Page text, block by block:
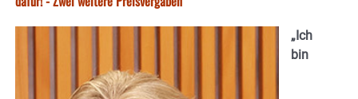
„Ich
bin